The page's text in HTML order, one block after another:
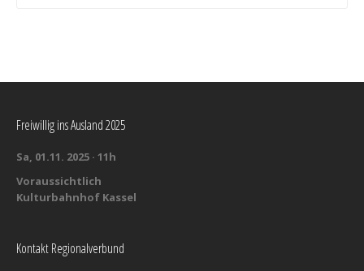
Freiwillig ins Ausland 2025
Sa, 01.11. 2025 · 11h
Voraussichtlich
Kulturbahnhof Kassel
Kontakt Regionalverbund